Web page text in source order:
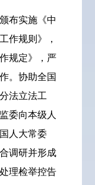
布实施《中
作规则》，
规定》，严
。协助全国
法立法工
委向本级人
人大常委
调研并形成
理检举控告